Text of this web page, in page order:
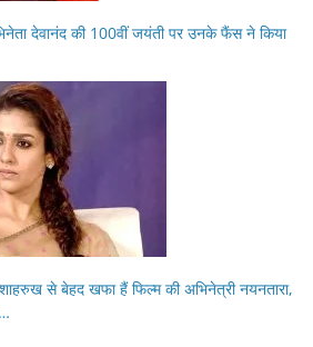
देवानंद की 100वीं जयंती पर उनके फैंस ने किया
से बेहद खफा हैं फिल्म की अभिनेत्री नयनतारा,